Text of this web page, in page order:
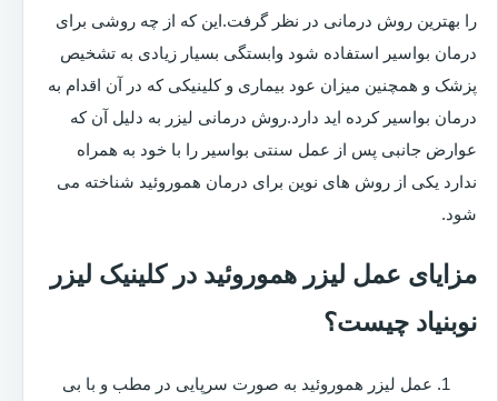
را بهترین روش درمانی در نظر گرفت.این که از چه روشی برای
درمان بواسیر استفاده شود وابستگی بسیار زیادی به تشخیص
پزشک و همچنین میزان عود بیماری و کلینیکی که در آن اقدام به
درمان بواسیر کرده اید دارد.روش درمانی لیزر به دلیل آن که
عوارض جانبی پس از عمل سنتی بواسیر را با خود به همراه
ندارد یکی از روش های نوین برای درمان هموروئید شناخته می
شود.
مزایای عمل لیزر هموروئید در کلینیک لیزر
نوبنیاد چیست؟
عمل لیزر هموروئید به صورت سرپایی در مطب و با بی